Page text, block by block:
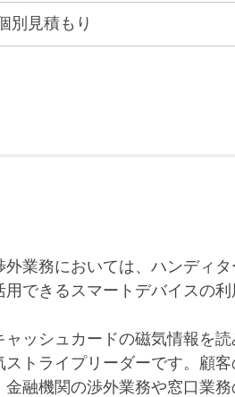
別見積もり
業務においては、ハンディ
できるスマートデバイスの
ャッシュカードの磁気情報を
トライプリーダーです。顧
金融機関の渉外業務や窓口業